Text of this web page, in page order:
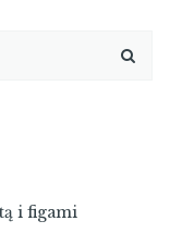
i figami